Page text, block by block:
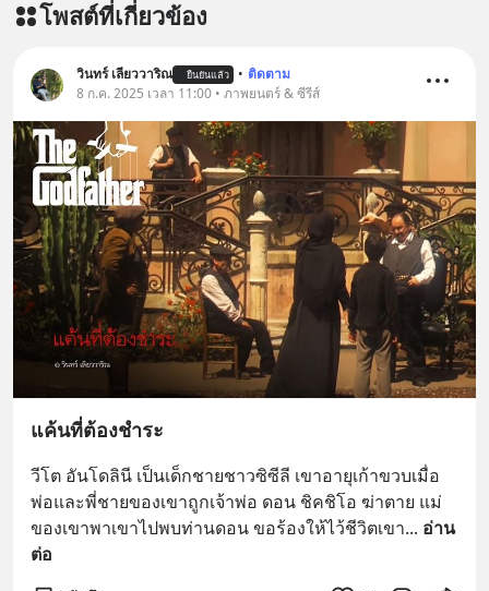
โพสต์ที่เกี่ยวข้อง
วินทร์ เลียววาริณ ยืนยันแล้ว • ติดตาม
8 ก.ค. 2025 เวลา 11:00 • ภาพยนตร์ & ซีรีส์
แค้นที่ต้องชำระ
วีโต อันโดลินี เป็นเด็กชายชาวซิซีลี เขาอายุเก้าขวบเมื่อ
พ่อและพี่ชายของเขาถูกเจ้าพ่อ ดอน ชิคชิโอ ฆ่าตาย แม่
ของเขาพาเขาไปพบท่านดอน ขอร้องให้ไว้ชีวิตเขา... อ่าน
ต่อ